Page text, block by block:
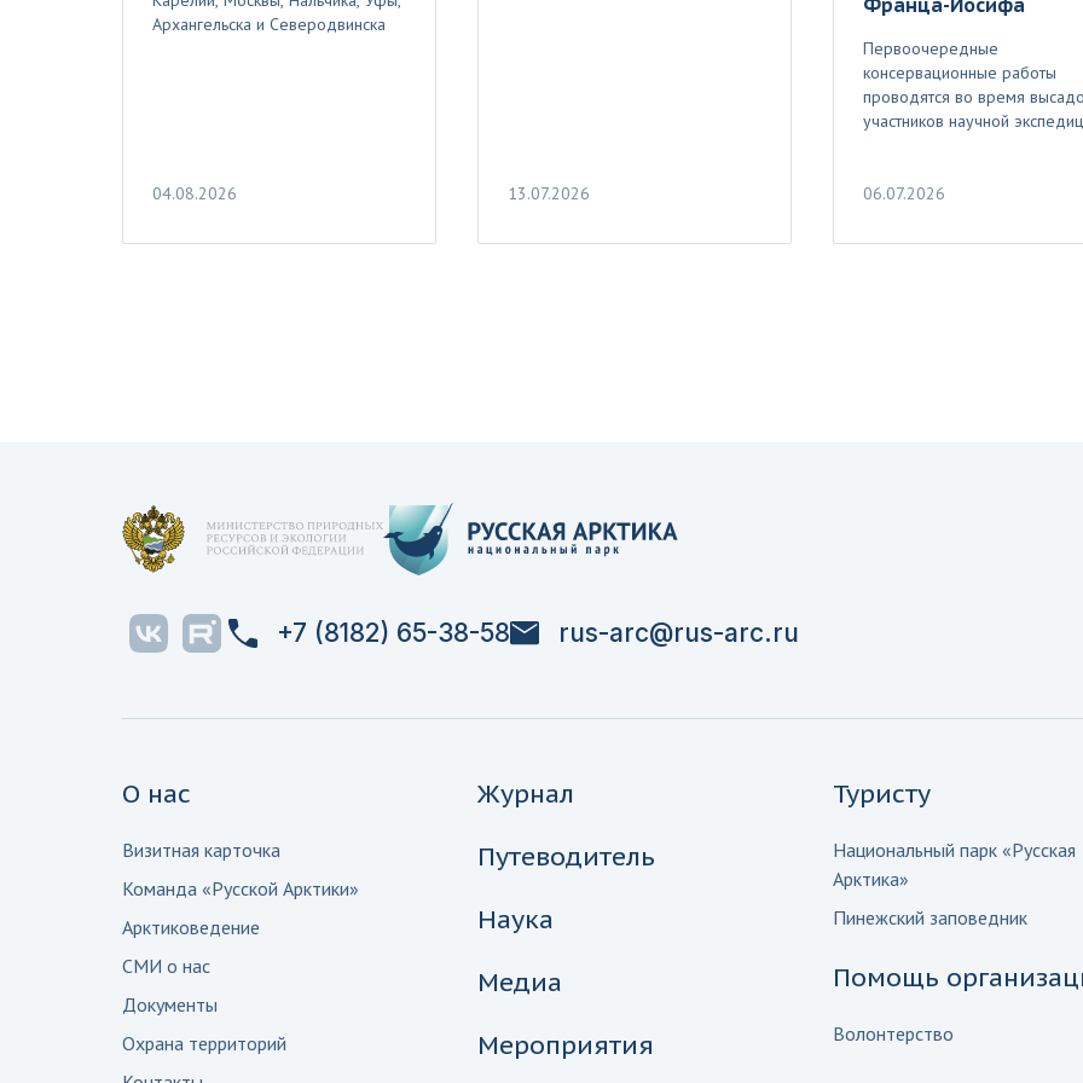
Архангельска и Северодвинска
04.08.2026 13.07.2026
Франца-Иосифа
Первоочередные
консервационные работы
проводятся во время
участников научной
06.07.2026
+7 (8182) 65-38-58 rus-arc@rus-arc.ru
О нас
Визитная карточка
Команда «Русской Арктики»
Арктиковедение
СМИ о нас
Документы
Охрана территорий
Журнал
Путеводитель
Наука
Медиа
Мероприятия
Туристу
Национальный парк «Русская
Арктика»
Пинежский заповедник
Помощь
Волонтерство